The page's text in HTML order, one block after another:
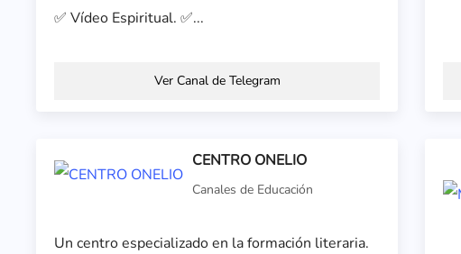
✅ Vídeo Espiritual. ✅...
Ver Canal de Telegram
CENTRO ONELIO
Canales de Educación
Un centro especializado en la formación literaria.